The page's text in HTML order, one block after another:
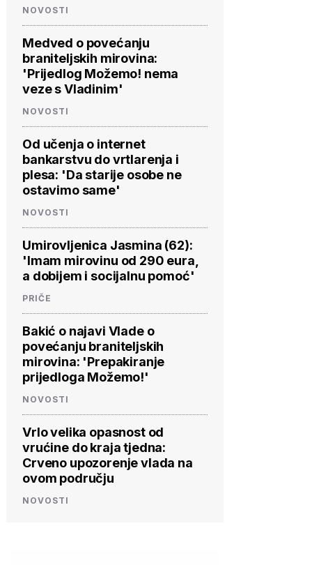
NOVOSTI
Medved o povećanju
braniteljskih mirovina:
'Prijedlog Možemo! nema
veze s Vladinim'
NOVOSTI
Od učenja o internet
bankarstvu do vrtlarenja i
plesa: 'Da starije osobe ne
ostavimo same'
NOVOSTI
Umirovljenica Jasmina (62):
'Imam mirovinu od 290 eura,
a dobijem i socijalnu pomoć'
PRIČE
Bakić o najavi Vlade o
povećanju braniteljskih
mirovina: 'Prepakiranje
prijedloga Možemo!'
NOVOSTI
Vrlo velika opasnost od
vrućine do kraja tjedna:
Crveno upozorenje vlada na
ovom području
NOVOSTI